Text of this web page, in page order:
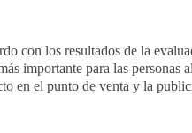
con los resultados de la
importante para las
en el punto de venta y la